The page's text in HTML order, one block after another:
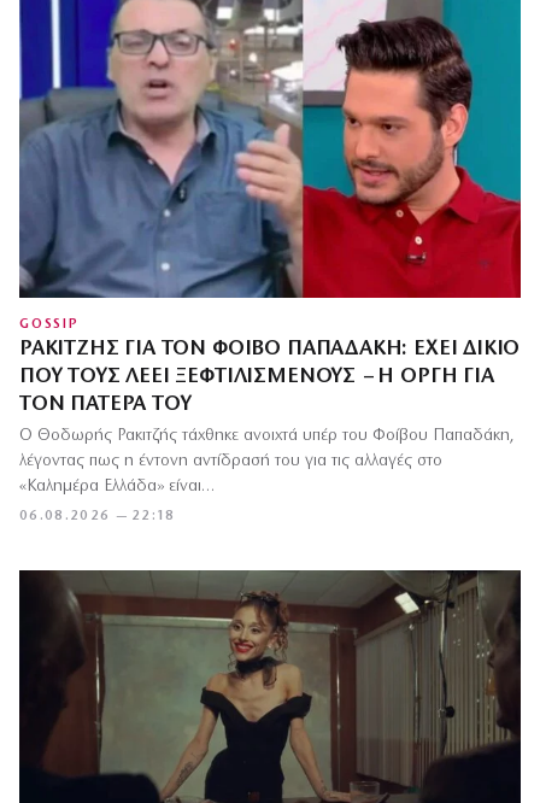
GOSSIP
ΡΑΚΙΤΖΉΣ ΓΙΑ ΤΟΝ ΦΟΊΒΟ ΠΑΠΑΔΆΚΗ: ΈΧΕΙ ΔΊΚΙΟ
ΠΟΥ ΤΟΥΣ ΛΈΕΙ ΞΕΦΤΙΛΙΣΜΈΝΟΥΣ – Η ΟΡΓΉ ΓΙΑ
ΤΟΝ ΠΑΤΈΡΑ ΤΟΥ
06.08.2026 — 22:18
Ο Θοδωρής Ρακιτζής τάχθηκε ανοιχτά υπέρ του Φοίβου Παπαδάκη,
λέγοντας πως η έντονη αντίδρασή του για τις αλλαγές στο
«Καλημέρα Ελλάδα» είναι…